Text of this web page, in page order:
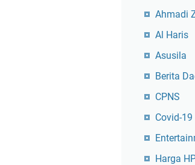
Ahmadi
Al Haris
Asusila
Berita
CPNS
Covid-19
Harga